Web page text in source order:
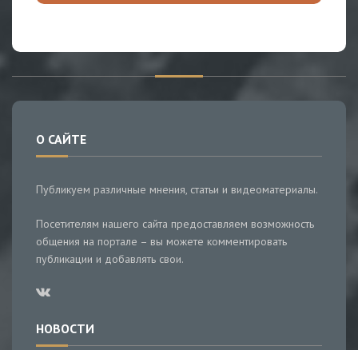
О САЙТЕ
Публикуем различные мнения, статьи и видеоматериалы.
Посетителям нашего сайта предоставляем возможность
общения на портале – вы можете комментировать
публикации и добавлять свои.
НОВОСТИ